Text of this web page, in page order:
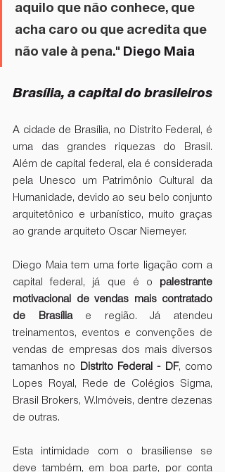
aquilo que não conhece, que
acha caro ou que acredita que
não vale à pena." Diego Maia
Brasília, a capital do brasileiros
A cidade de Brasília, no Distrito Federal, é
uma das grandes riquezas do Brasil.
Além de capital federal, ela é considerada
pela Unesco um Patrimônio Cultural da
Humanidade, devido ao seu belo conjunto
arquitetônico e urbanístico, muito graças
ao grande arquiteto Oscar Niemeyer.
Diego Maia tem uma forte ligação com a
capital federal, já que é o palestrante
motivacional de vendas mais contratado
de Brasília e região. Já atendeu
treinamentos, eventos e convenções de
vendas de empresas dos mais diversos
tamanhos no Distrito Federal - DF, como
Lopes Royal, Rede de Colégios Sigma,
Brasil Brokers, W.Imóveis, dentre dezenas
de outras.
Esta intimidade com o brasiliense se
deve também, em boa parte, por conta